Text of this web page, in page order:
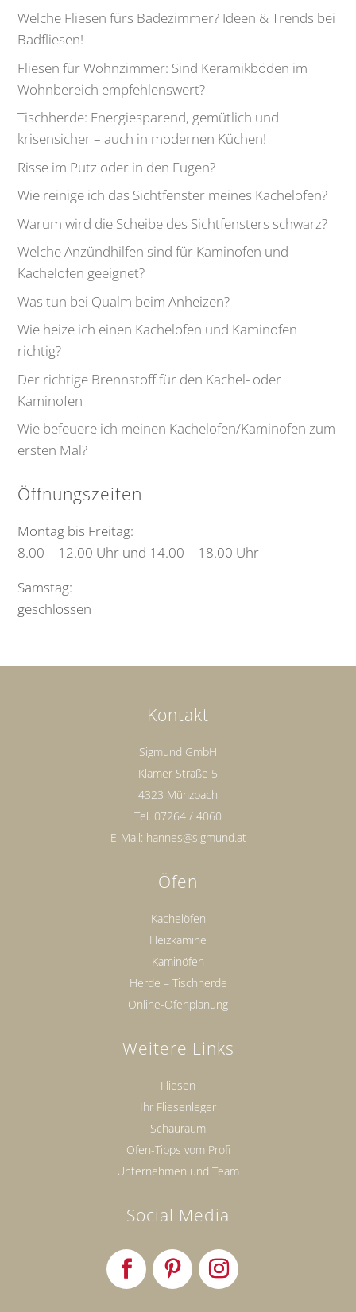
Welche Fliesen fürs Badezimmer? Ideen & Trends bei
Badfliesen!
Fliesen für Wohnzimmer: Sind Keramikböden im
Wohnbereich empfehlenswert?
Tischherde: Energiesparend, gemütlich und
krisensicher – auch in modernen Küchen!
Risse im Putz oder in den Fugen?
Wie reinige ich das Sichtfenster meines Kachelofen?
Warum wird die Scheibe des Sichtfensters schwarz?
Welche Anzündhilfen sind für Kaminofen und
Kachelofen geeignet?
Was tun bei Qualm beim Anheizen?
Wie heize ich einen Kachelofen und Kaminofen
richtig?
Der richtige Brennstoff für den Kachel- oder
Kaminofen
Wie befeuere ich meinen Kachelofen/Kaminofen zum
ersten Mal?
Öffnungszeiten
Montag bis Freitag:
8.00 – 12.00 Uhr und 14.00 – 18.00 Uhr
Samstag:
geschlossen
Kontakt
Sigmund GmbH
Klamer Straße 5
4323 Münzbach
Tel. 07264 / 4060
E-Mail: hannes@sigmund.at
Öfen
Kachelöfen
Heizkamine
Kaminöfen
Herde – Tischherde
Online-Ofenplanung
Weitere Links
Fliesen
Ihr Fliesenleger
Schauraum
Ofen-Tipps vom Profi
Unternehmen und Team
Social Media